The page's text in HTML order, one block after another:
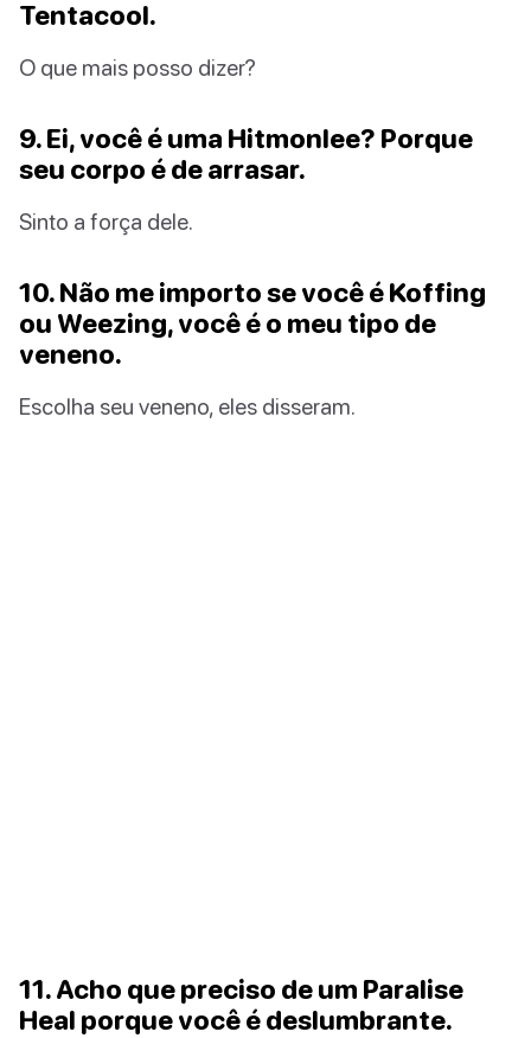
Tentacool.
O que mais posso dizer?
9. Ei, você é uma Hitmonlee? Porque
seu corpo é de arrasar.
Sinto a força dele.
10. Não me importo se você é Koffing
ou Weezing, você é o meu tipo de
veneno.
Escolha seu veneno, eles disseram.
11. Acho que preciso de um Paralise
Heal porque você é deslumbrante.